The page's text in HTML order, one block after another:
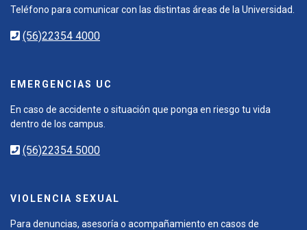
Teléfono para comunicar con las distintas áreas de la Universidad.
(56)22354 4000
EMERGENCIAS UC
En caso de accidente o situación que ponga en riesgo tu vida
dentro de los campus.
(56)22354 5000
VIOLENCIA SEXUAL
Para denuncias, asesoría o acompañamiento en casos de